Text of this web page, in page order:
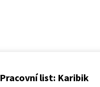
Pracovní list: Karibik